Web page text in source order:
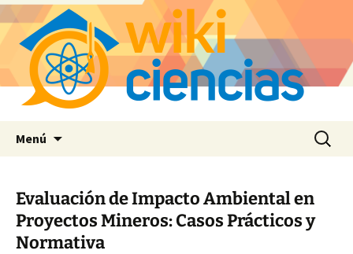
Menú Buscar:
Evaluación de Impacto Ambiental en
Proyectos Mineros: Casos Prácticos y
Normativa